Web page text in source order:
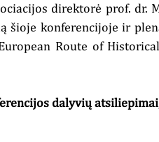
direktorė prof. dr.
šioje konferencijoje ir
Route of
dalyvių atsiliepimai